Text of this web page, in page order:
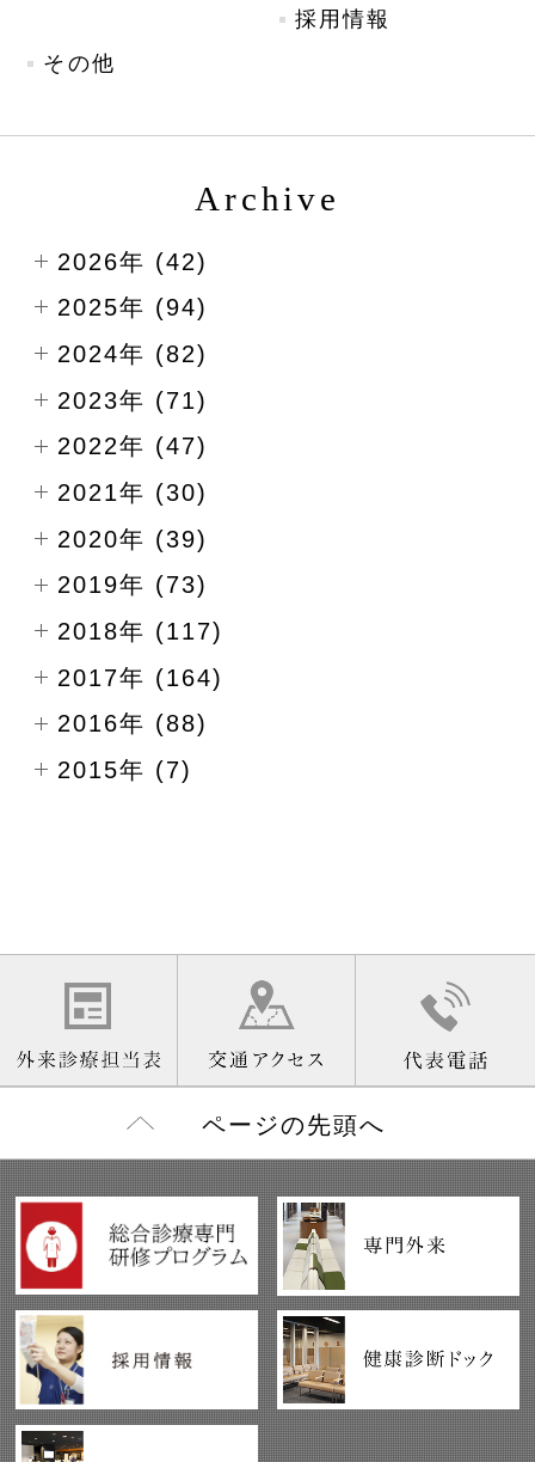
採用情報
その他
Archive
2026年 (42)
2025年 (94)
2024年 (82)
2023年 (71)
2022年 (47)
2021年 (30)
2020年 (39)
2019年 (73)
2018年 (117)
2017年 (164)
2016年 (88)
2015年 (7)
ページの先頭へ